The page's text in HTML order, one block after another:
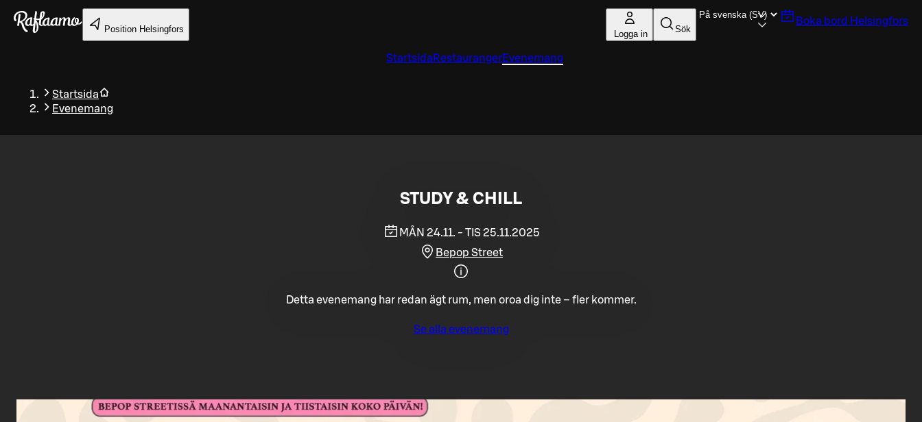
Gå till huvudinnehållet
Position Helsingfors Logga in Sök
Boka bord Helsingfors
Startsida RestaurangerEvenemang
Startsida
Evenemang
Tillbaka
STUDY & CHILL
MÅN 24.11. - TIS 25.11.2025
Bepop Street
Detta evenemang har redan ägt rum, men oroa dig inte – fler kommer.
Se alla evenemang